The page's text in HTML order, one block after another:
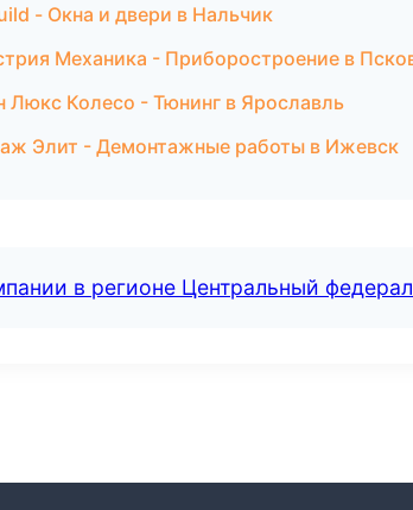
- Окна и двери в Нальчик
Механика - Приборостроение в
Люкс Колесо - Тюнинг в Ярославль
Элит - Демонтажные работы в Ижевск
в регионе Центральный